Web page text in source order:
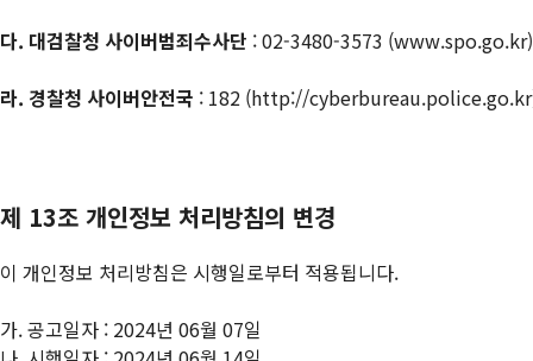
다. 대검찰청 사이버범죄수사단 : 02-3480-3573 (www.spo.go.kr)
라. 경찰청 사이버안전국 : 182 (http://
제 13조 개인정보 처리방침의 변경
이 개인정보 처리방침은 시행일로부터 적용됩니다.
가. 공고일자 : 2024년 06월 07일